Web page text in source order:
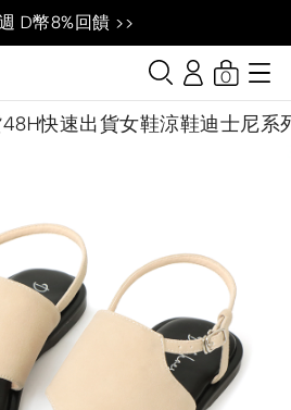
D幣8%回饋 >>
快速出貨女鞋涼鞋迪士尼系
0